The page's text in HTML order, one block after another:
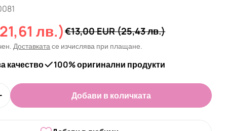
лв.)€13,00 EUR(25,43 лв.)
Доставкатасе изчислява при плащане.
качество 100% оригинални продукти
за Цветна каучукова основа NEW
количеството за Цветна каучукова
Добави в количката